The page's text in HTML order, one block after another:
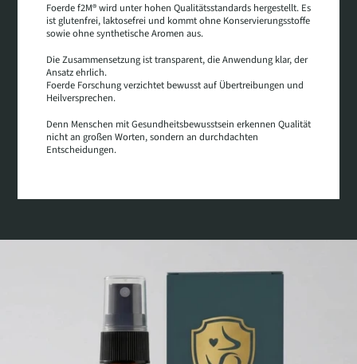
Foerde f2M® wird unter hohen Qualitätsstandards hergestellt. Es
ist glutenfrei, laktosefrei und kommt ohne Konservierungsstoffe
sowie ohne synthetische Aromen aus.
Die Zusammensetzung ist transparent, die Anwendung klar, der
Ansatz ehrlich.
Foerde Forschung verzichtet bewusst auf Übertreibungen und
Heilversprechen.
Denn Menschen mit Gesundheitsbewusstsein erkennen Qualität
nicht an großen Worten, sondern an durchdachten
Entscheidungen.
DIREKT ZU DEN PRODUKTINFORMATIONEN